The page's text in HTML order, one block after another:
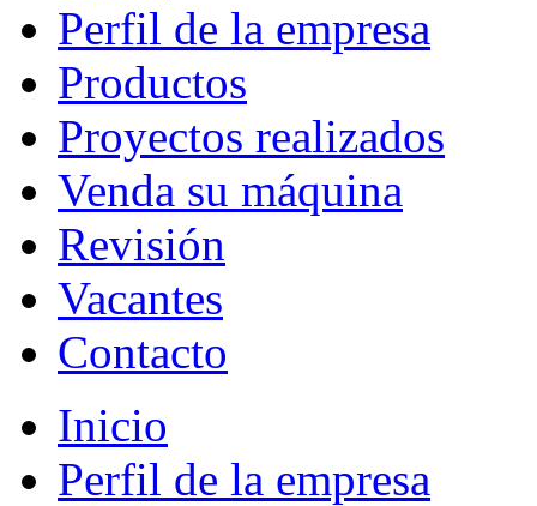
Perfil de la empresa
Productos
Proyectos realizados
Venda su máquina
Revisión
Vacantes
Contacto
Inicio
Perfil de la empresa